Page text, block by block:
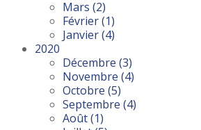
Mars (2)
Février(1)
Janvier(4)
2020
Décembre (3)
Novembre (4)
Octobre (5)
Septembre (4)
Août(1)